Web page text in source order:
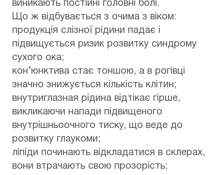
виникають постійні головні болі.
Що ж відбувається з очима з віком:
продукція слізної рідини падає і
підвищується ризик розвитку синдрому
сухого ока;
кон’юнктива стає тоншою, а в рогівці
значно знижується кількість клітин;
внутриглазная рідина відтікає гірше,
викликаючи напади підвищеного
внутрішньоочного тиску, що веде до
розвитку глаукоми;
ліпіди починають відкладатися в склерах,
вони втрачають свою прозорість;